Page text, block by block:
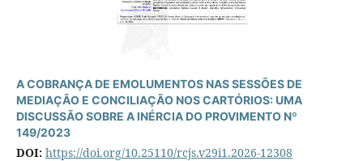
A COBRANÇA DE EMOLUMENTOS NAS SESSÕES DE
MEDIAÇÃO E CONCILIAÇÃO NOS CARTÓRIOS: UMA
DISCUSSÃO SOBRE A INÉRCIA DO PROVIMENTO Nº
149/2023
DOI: https://doi.org/10.25110/rcjs.v29i1.2026-12308